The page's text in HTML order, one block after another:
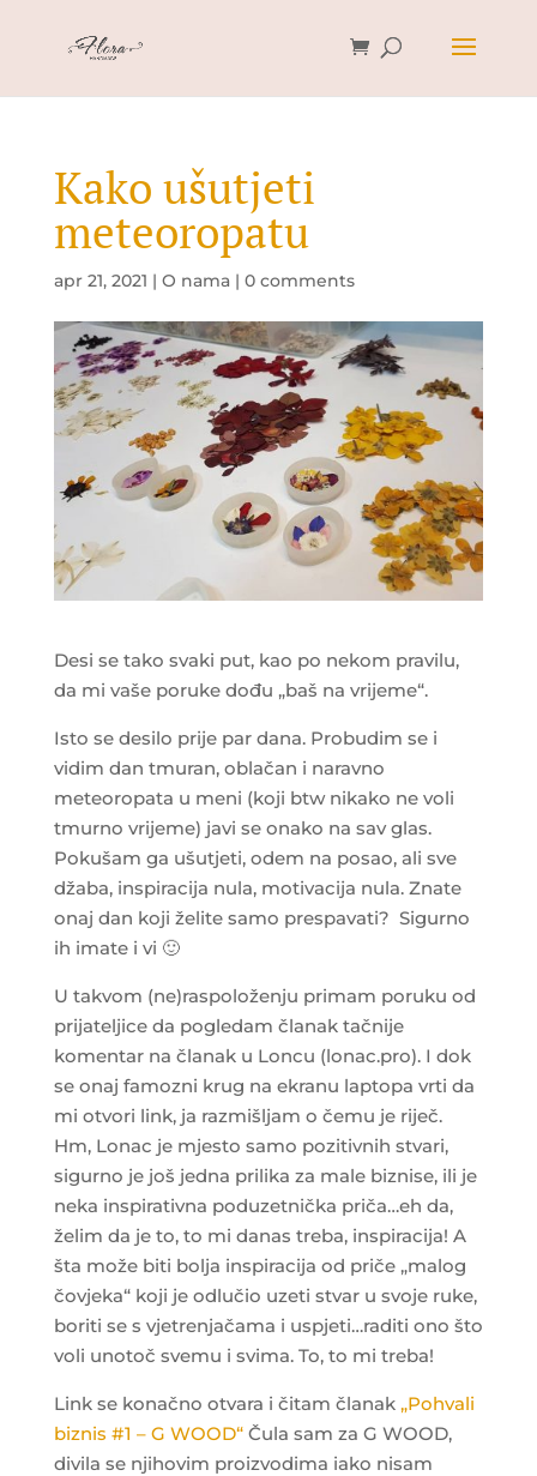
Kako ušutjeti
meteoropatu
apr 21, 2021 | O nama| 0 comments
Desi se tako svaki put, kao po nekom pravilu,
da mi vaše poruke dođu „baš na vrijeme“.
Isto se desilo prije par dana. Probudim se i
vidim dan tmuran, oblačan i naravno
meteoropata u meni (koji btw nikako ne voli
tmurno vrijeme) javi se onako na sav glas.
Pokušam ga ušutjeti, odem na posao, ali sve
džaba, inspiracija nula, motivacija nula. Znate
onaj dan koji želite samo prespavati? Sigurno
ih imate i vi 🙂
U takvom (ne)raspoloženju primam poruku od
prijateljice da pogledam članak tačnije
komentar na članak u Loncu (lonac.pro). I dok
se onaj famozni krug na ekranu laptopa vrti da
mi otvori link, ja razmišljam o čemu je riječ.
Hm, Lonac je mjesto samo pozitivnih stvari,
sigurno je još jedna prilika za male biznise, ili je
neka inspirativna poduzetnička priča…eh da,
želim da je to, to mi danas treba, inspiracija! A
šta može biti bolja inspiracija od priče „malog
čovjeka“ koji je odlučio uzeti stvar u svoje ruke,
boriti se s vjetrenjačama i uspjeti…raditi ono što
voli unotoč svemu i svima. To, to mi treba!
Link se konačno otvara i čitam članak „Pohvali
biznis #1 – G WOOD“Čula sam za G WOOD,
divila se njihovim proizvodima iako nisam